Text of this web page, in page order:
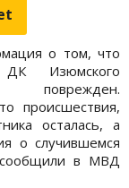
о том, что
ДК Изюмского
поврежден.
происшествия,
осталась, а
о случившемся
в МВД